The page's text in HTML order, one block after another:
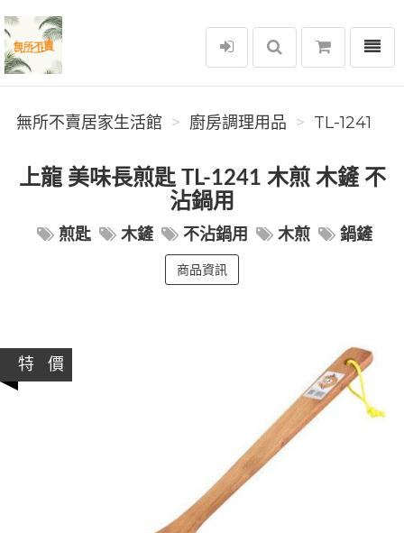
無所不賣居家生活館
選單
無所不賣居家生活館 廚房調理用品 TL-1241
上龍 美味長煎匙 TL-1241 木煎 木鏟 不
沾鍋用
煎匙 木鏟 不沾鍋用 木煎 鍋鏟
商品資訊
特 價